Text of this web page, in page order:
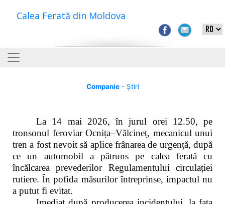
Calea Ferată din Moldova
Companie- Știri
La 14 mai 2026, în jurul orei 12.50, pe
tronsonul feroviar Ocnița–Vălcineț, mecanicul unui
tren a fost nevoit să aplice frânarea de urgență, după
ce un automobil a pătruns pe calea ferată cu
încălcarea prevederilor Regulamentului circulației
rutiere. În pofida măsurilor întreprinse, impactul nu
a putut fi evitat.